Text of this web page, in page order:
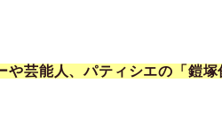
や芸能人、パティシエの「鎧塚